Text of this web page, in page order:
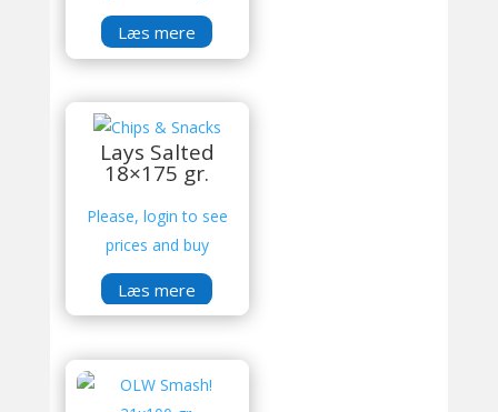
Læs mere
Lays Salted
18×175 gr.
Please, login to see
prices and buy
Læs mere